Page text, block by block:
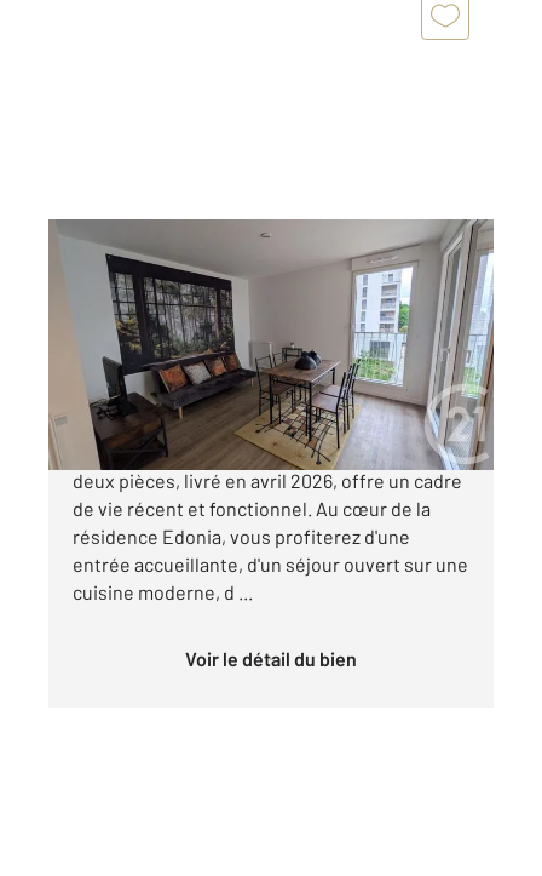
MERIGNAC 33
43,10 m , 2 pièces
Ref : 14940
Appartement F2 à vendre
278 000 €
**Appartement NEUF** Cet appartement de
deux pièces, livré en avril 2026, offre un cadre
de vie récent et fonctionnel. Au cœur de la
résidence Edonia, vous profiterez d'une
entrée accueillante, d'un séjour ouvert sur une
cuisine moderne, d ...
Voir le détail du bien